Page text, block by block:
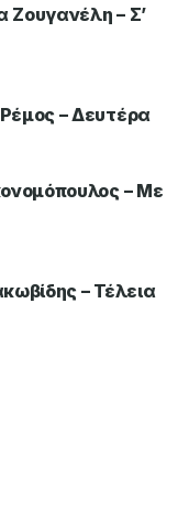
Ζουγανέλη – Σ’
– Δευτέρα
– Με
– Τέλεια